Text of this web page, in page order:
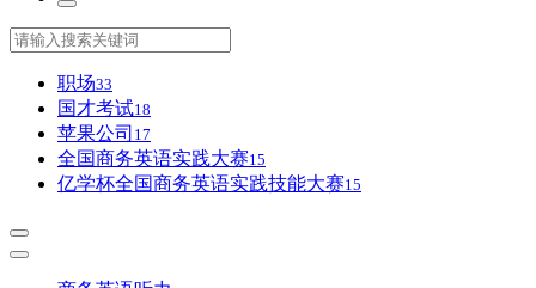
职场33
国才考试18
苹果公司 17
全国商务英语实践大赛15
亿学杯全国商务英语实践技能大赛15